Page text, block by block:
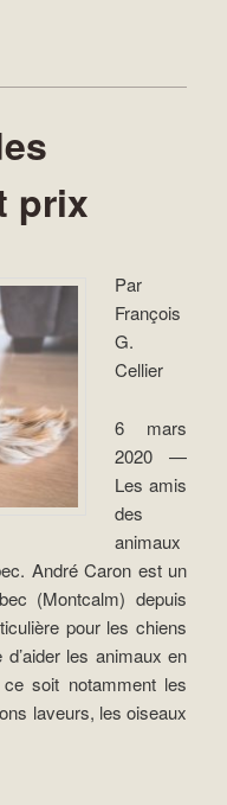
prix
Par
François
G.
Cellier
6 mars
2020 —
Les amis
des
animaux
André Caron est un
(Montcalm) depuis
pour les chiens
les animaux en
soit notamment les
laveurs, les oiseaux